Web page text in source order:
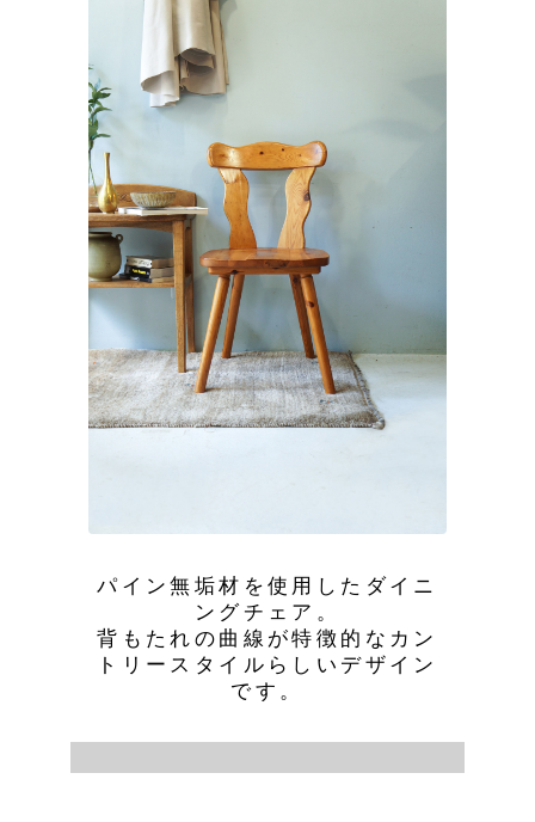
パイン無垢材を使用したダイニ
ングチェア。
背もたれの曲線が特徴的なカン
トリースタイルらしいデザイン
です。